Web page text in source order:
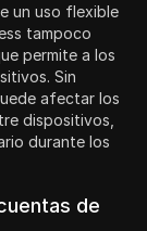
un uso flexible
tampoco
permite a los
Sin
afectar los
dispositivos,
durante los
de